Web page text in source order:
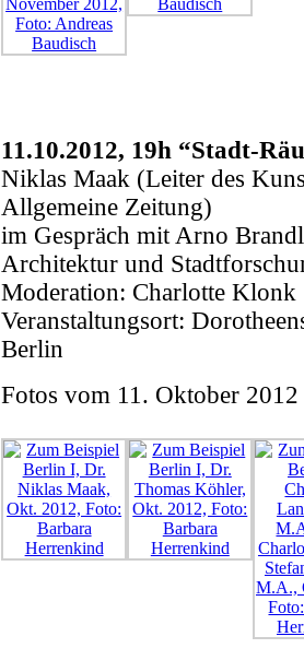
11.10.2012, 19h “Stadt-
Niklas Maak (Leiter des
Allgemeine Zeitung)
im Gespräch mit Arno
Architektur und
Moderation: Charlotte Klonk
Veranstaltungsort:
Berlin
Fotos vom 11. Oktober